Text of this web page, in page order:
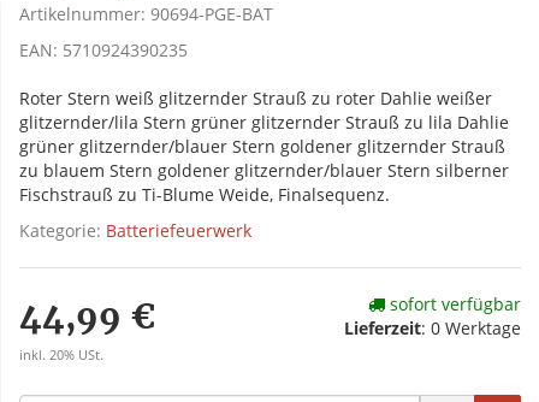
Artikelnummer: 90694-PGE-BAT
EAN: 5710924390235
Roter Stern weiß glitzernder Strauß zu roter Dahlie weißer
glitzernder/lila Stern grüner glitzernder Strauß zu lila Dahlie
grüner glitzernder/blauer Stern goldener glitzernder Strauß
zu blauem Stern goldener glitzernder/blauer Stern silberner
Fischstrauß zu Ti-Blume Weide, Finalsequenz.
Kategorie: Batteriefeuerwerk
44,99 €
inkl. 20% USt.
sofort verfügbar
Lieferzeit: 0 Werktage